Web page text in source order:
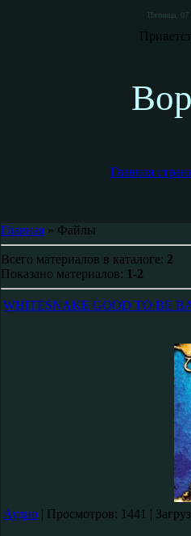
Пятница, 07
Главная
Главная » Файлы
Всего материалов в каталоге: 2
Показано материалов: 1-2
WHITESNAKE GOOD TO BE
Аудио | Просмотров: 1441 |